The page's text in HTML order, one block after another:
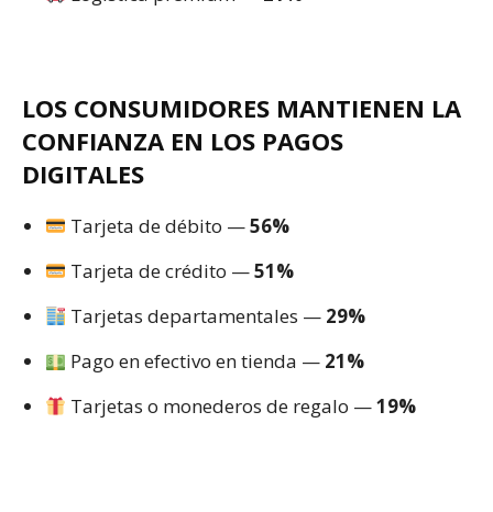
LOS CONSUMIDORES MANTIENEN LA
CONFIANZA EN LOS PAGOS
DIGITALES
Tarjeta de débito —56%
Tarjeta de crédito —51%
Tarjetas departamentales — 29%
Pago en efectivo en tienda — 21%
Tarjetas o monederos de regalo —19%